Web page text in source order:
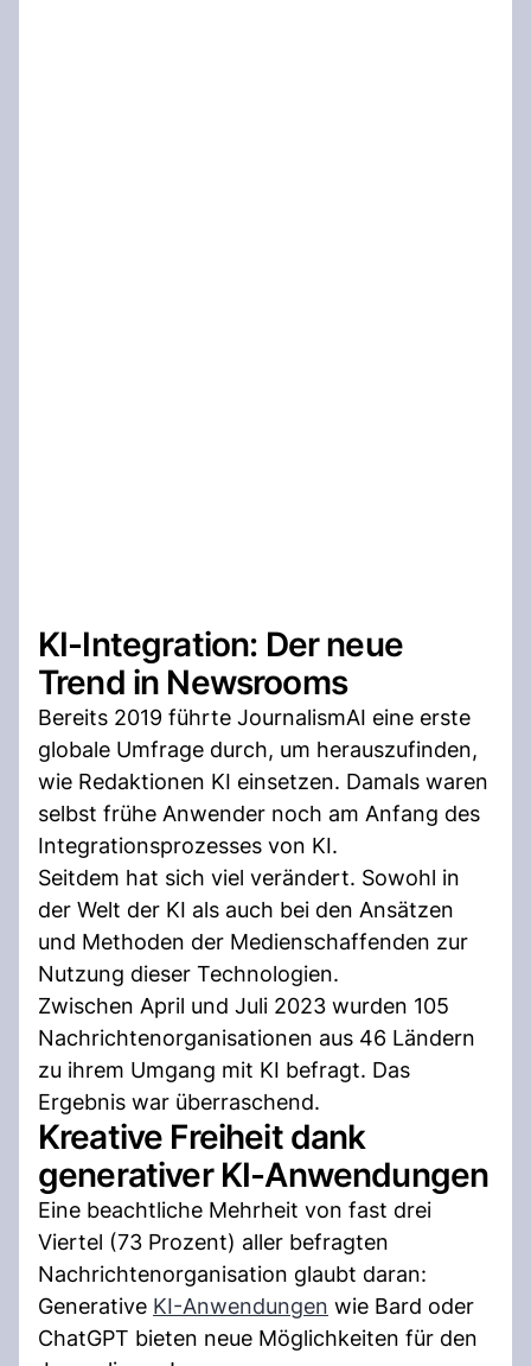
KI-Integration: Der neue
Trend in Newsrooms
Bereits 2019 führte JournalismAI eine erste
globale Umfrage durch, um herauszufinden,
wie Redaktionen KI einsetzen. Damals waren
selbst frühe Anwender noch am Anfang des
Integrationsprozesses von KI.
Seitdem hat sich viel verändert. Sowohl in
der Welt der KI als auch bei den Ansätzen
und Methoden der Medienschaffenden zur
Nutzung dieser Technologien.
Zwischen April und Juli 2023 wurden 105
Nachrichtenorganisationen aus 46 Ländern
zu ihrem Umgang mit KI befragt. Das
Ergebnis war überraschend.
Kreative Freiheit dank
generativer KI-Anwendungen
Eine beachtliche Mehrheit von fast drei
Viertel (73 Prozent) aller befragten
Nachrichtenorganisation glaubt daran:
Generative KI-Anwendungen wie Bard oder
ChatGPT bieten neue Möglichkeiten für den